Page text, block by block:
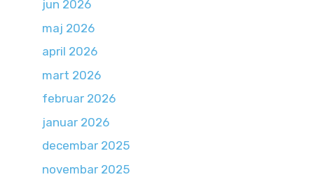
jun 2026
maj 2026
april 2026
mart 2026
februar 2026
januar 2026
decembar 2025
novembar 2025